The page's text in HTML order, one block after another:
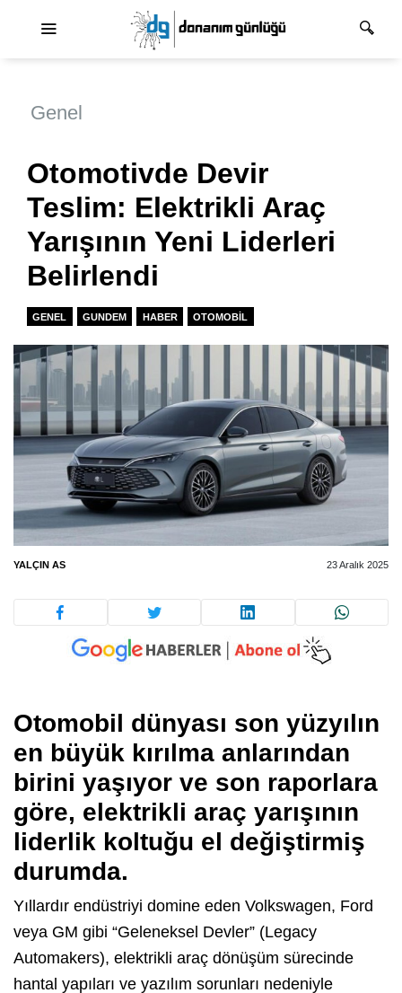
Genel
Otomotivde Devir
Teslim: Elektrikli Araç
Yarışının Yeni Liderleri
Belirlendi
GENEL GUNDEM HABER OTOMOBIL
YALÇIN AS 23 Aralık 2025
Otomobil dünyası son yüzyılın
en büyük kırılma anlarından
birini yaşıyor ve son raporlara
göre, elektrikli araç yarışının
liderlik koltuğu el değiştirmiş
durumda.
Yıllardır endüstriyi domine eden Volkswagen, Ford
veya GM gibi “Geleneksel Devler” (Legacy
Automakers), elektrikli araç dönüşüm sürecinde
hantal yapıları ve yazılım sorunları nedeniyle